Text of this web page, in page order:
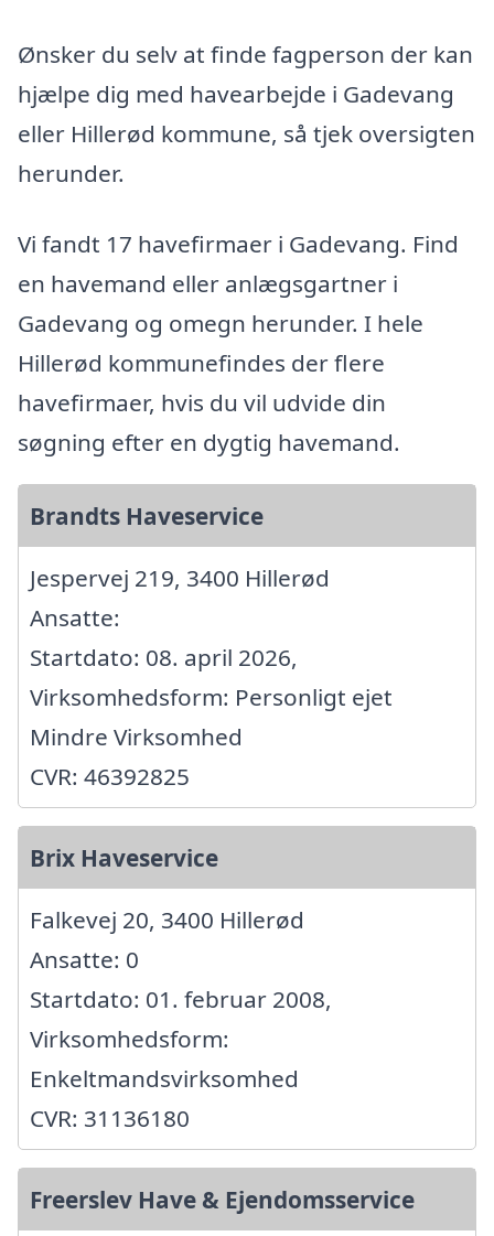
Ønsker du selv at finde fagperson der kan
hjælpe dig med havearbejde i Gadevang
eller Hillerød kommune, så tjek oversigten
herunder.
Vi fandt 17 havefirmaer i Gadevang. Find
en havemand eller anlægsgartner i
Gadevang og omegn herunder. I hele
Hillerød kommunefindes der flere
havefirmaer, hvis du vil udvide din
søgning efter en dygtig havemand.
Brandts Haveservice
Jespervej 219, 3400 Hillerød
Ansatte:
Startdato: 08. april 2026,
Virksomhedsform: Personligt ejet
Mindre Virksomhed
CVR: 46392825
Brix Haveservice
Falkevej 20, 3400 Hillerød
Ansatte: 0
Startdato: 01. februar 2008,
Virksomhedsform:
Enkeltmandsvirksomhed
CVR: 31136180
Freerslev Have & Ejendomsservice